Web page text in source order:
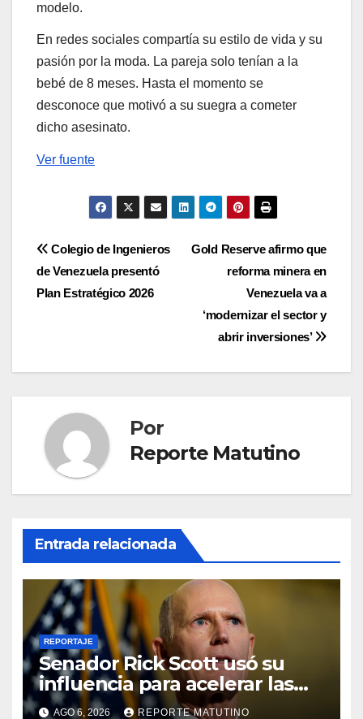
modelo.
En redes sociales compartía su estilo de vida y su
pasión por la moda. La pareja solo tenían a la
bebé de 8 meses. Hasta el momento se
desconoce que motivó a su suegra a cometer
dicho asesinato.
Ver fuente
Navegación
de
Gold Reserve afirmo que
reforma minera en
Venezuela va a
‘modernizar el sector y
abrir inversiones’
Colegio de Ingenieros
de Venezuela presentó
Plan Estratégico 2026
Por
Reporte Matutino
Entrada relacionada
REPORTAJE
Senador Rick Scott usó su
influencia para acelerar las
elecciones en Venezuela
AGO 6, 2026 REPORTE MATUTINO